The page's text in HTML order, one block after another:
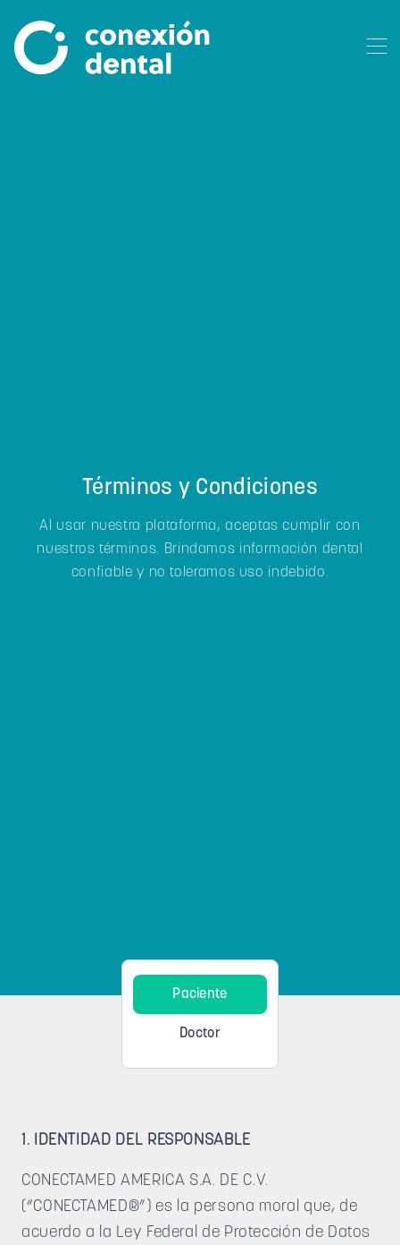
Términos y Condiciones
Al usar nuestra plataforma, aceptas cumplir con
nuestros términos. Brindamos información dental
confiable y no toleramos uso indebido.
Paciente
Doctor
1. IDENTIDAD DEL RESPONSABLE
CONECTAMED AMERICA S.A. DE C.V.
(“CONECTAMED®”) es la persona moral que, de
acuerdo a la Ley Federal de Protección de Datos